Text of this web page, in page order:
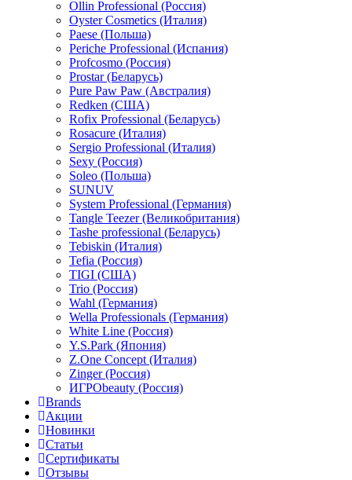
Ollin Professional (Россия)
Oyster Cosmetics (Италия)
Paese (Польша)
Periche Professional (Испания)
Profcosmo (Россия)
Prostar (Беларусь)
Pure Paw Paw (Австралия)
Redken (США)
Rofix Professional (Беларусь)
Rosacure (Италия)
Sergio Professional (Италия)
Sexy (Россия)
Soleo (Польша)
SUNUV
System Professional (Германия)
Tangle Teezer (Великобритания)
Tashe professional (Беларусь)
Tebiskin (Италия)
Tefia (Россия)
TIGI (США)
Trio (Россия)
Wahl (Германия)
Wella Professionals (Германия)
White Line (Россия)
Y.S.Park (Япония)
Z.One Concept (Италия)
Zinger (Россия)
ИГРОbeauty (Россия)
Brands
Акции
Новинки
Статьи
Сертификаты
Отзывы